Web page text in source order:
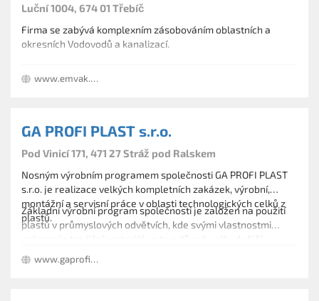
Luční 1004, 674 01 Třebíč
Firma se zabývá komplexním zásobováním oblastních a
okresních Vodovodů a kanalizací.
www.emvak.cz
GA PROFI PLAST s.r.o.
Pod Vinicí 171, 471 27 Stráž pod Ralskem
Nosným výrobním programem společnosti GA PROFI PLAST
s.r.o. je realizace velkých kompletních zakázek, výrobní,
montážní a servisní práce v oblasti technologických celků z
plastů.
Základní výrobní program společnosti je založen na použití
plastů v průmyslových odvětvích, kde svými vlastnostmi
nahrazuje tradiční materiály a to z důvodu výhodnější
chemické odolnosti, delší životnosti a nižší finanční
náročnosti.
plastových polotovarů z materiálů PE, PP, PVC, PVDF, PVC-C,
www.gaprofiplast.cz